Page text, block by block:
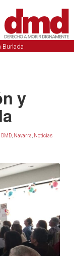
Burlada
y
DMD, Navarra Noticias